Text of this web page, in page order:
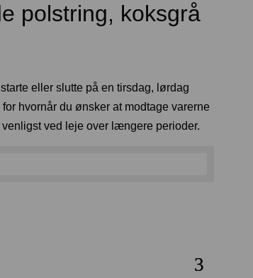
polstring, koksgrå
eller slutte på en tirsdag, lørdag
hvornår du ønsker at modtage varerne
ved leje over længere perioder.